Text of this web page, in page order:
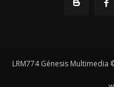
LRM774 Génesis Multimedia